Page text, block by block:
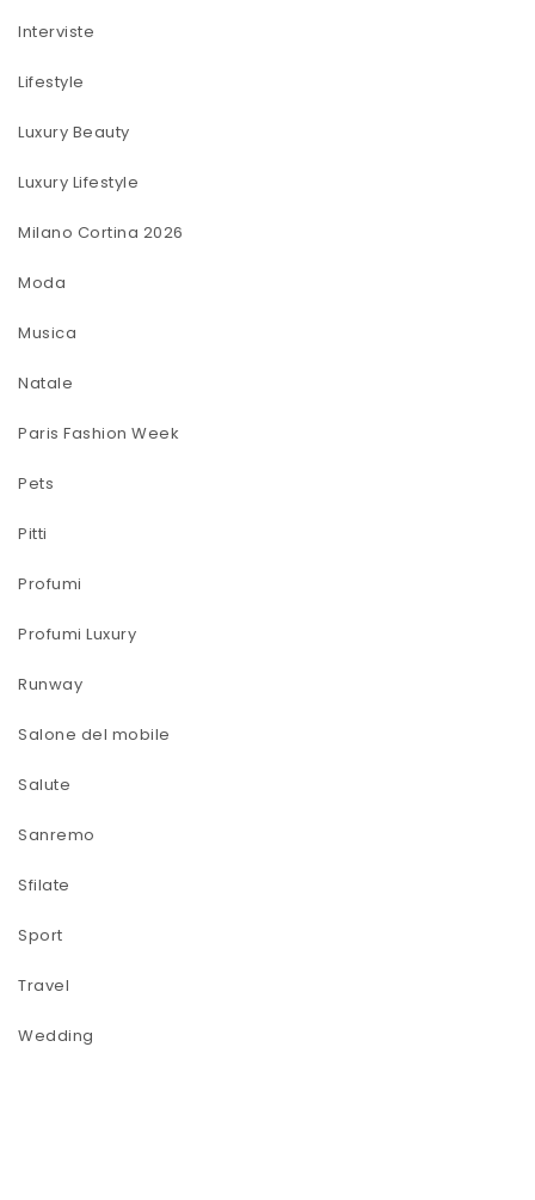
Interviste
Lifestyle
Luxury Beauty
Luxury Lifestyle
Milano Cortina 2026
Moda
Musica
Natale
Paris Fashion Week
Pets
Pitti
Profumi
Profumi Luxury
Runway
Salone del mobile
Salute
Sanremo
Sfilate
Sport
Travel
Wedding